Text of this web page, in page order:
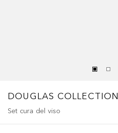
DOUGLAS COLLECTION
Set cura del viso